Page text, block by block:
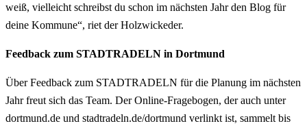
weiß, vielleicht schreibst du schon im nächsten Jahr den Blog für
deine Kommune“, riet der Holzwickeder.
Feedback zum STADTRADELN in Dortmund
Über Feedback zum STADTRADELN für die Planung im nächsten
Jahr freut sich das Team. Der Online-Fragebogen, der auch unter
dortmund.de und stadtradeln.de/dortmund verlinkt ist, sammelt bis